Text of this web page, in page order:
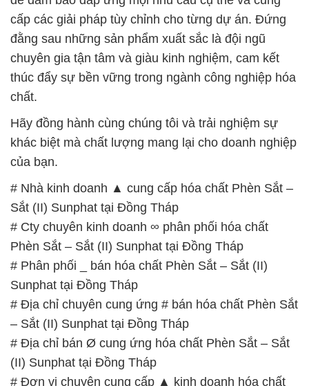
chất.
Hãy đồng hành cùng chúng tôi và trải nghiệm sự
khác biệt mà chất lượng mang lại cho doanh nghiệp
của bạn.
# Nhà kinh doanh ▲ cung cấp hóa chất Phèn Sắt –
Sắt (II) Sunphat tại Đồng Tháp
# Cty chuyên kinh doanh ∞ phân phối hóa chất
Phèn Sắt – Sắt (II) Sunphat tại Đồng Tháp
# Phân phối _ bán hóa chất Phèn Sắt – Sắt (II)
Sunphat tại Đồng Tháp
# Địa chỉ chuyên cung ứng # bán hóa chất Phèn Sắt
– Sắt (II) Sunphat tại Đồng Tháp
# Địa chỉ bán Ø cung ứng hóa chất Phèn Sắt – Sắt
(II) Sunphat tại Đồng Tháp
# Đơn vị chuyên cung cấp ▲ kinh doanh hóa chất
Phèn Sắt – Sắt (II) Sunphat tại Đồng Tháp
# Cty chuyên kinh doanh _ cung cấp hóa chất Phèn
Sắt – Sắt (II) Sunphat tại Đồng Tháp
# Nhà thương mại ≡ phân phối hóa chất Phèn Sắt –